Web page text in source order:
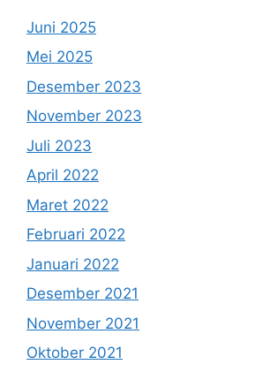
Juni 2025
Mei 2025
Desember 2023
November 2023
Juli 2023
April 2022
Maret 2022
Februari 2022
Januari 2022
Desember 2021
November 2021
Oktober 2021